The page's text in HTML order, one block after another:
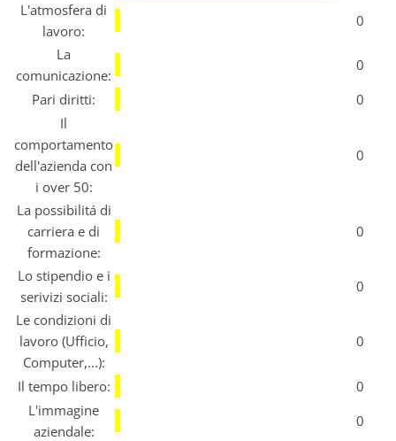
L'atmosfera di
lavoro:
0
La
comunicazione:
0
Pari diritti:
0
Il
comportamento
dell'azienda con
i over 50:
0
La possibilitá di
carriera e di
formazione:
0
Lo stipendio e i
serivizi sociali:
0
Le condizioni di
lavoro (Ufficio,
Computer,...):
0
Il tempo libero:
0
L'immagine
aziendale:
0